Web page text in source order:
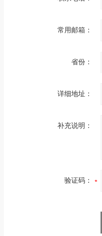
常用邮箱：
省份：
详细地址：
补充说明：
验证码：